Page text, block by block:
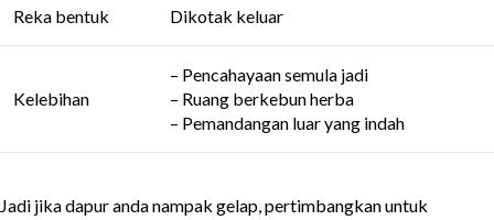
Reka bentuk Dikotak keluar
Kelebihan
– Pencahayaan semula jadi
– Ruang berkebun herba
– Pemandangan luar yang indah
Jadi jika dapur anda nampak gelap, pertimbangkan untuk